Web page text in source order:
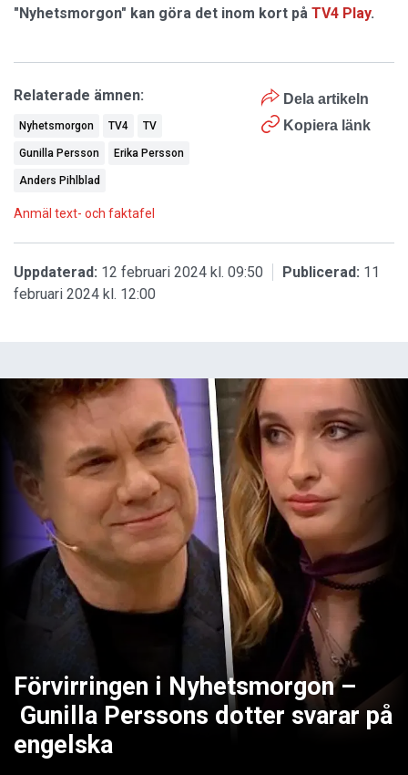
"Nyhetsmorgon" kan göra det inom kort på TV4 Play.
Dela artikeln
Kopiera länk
Relaterade ämnen:
Nyhetsmorgon TV4 TV
Gunilla Persson Erika Persson
Anders Pihlblad
Anmäl text- och faktafel
Uppdaterad: 12 februari 2024 kl. 09:50 Publicerad: 11
februari 2024 kl. 12:00
Förvirringen i Nyhetsmorgon –
Gunilla Perssons dotter svarar på
engelska